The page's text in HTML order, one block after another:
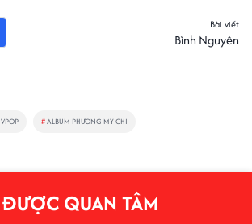
Bài viết
Bình Nguyên
VPOP #ALBUM PHƯƠNG MỸ CHI
ĐƯỢC QUAN TÂM